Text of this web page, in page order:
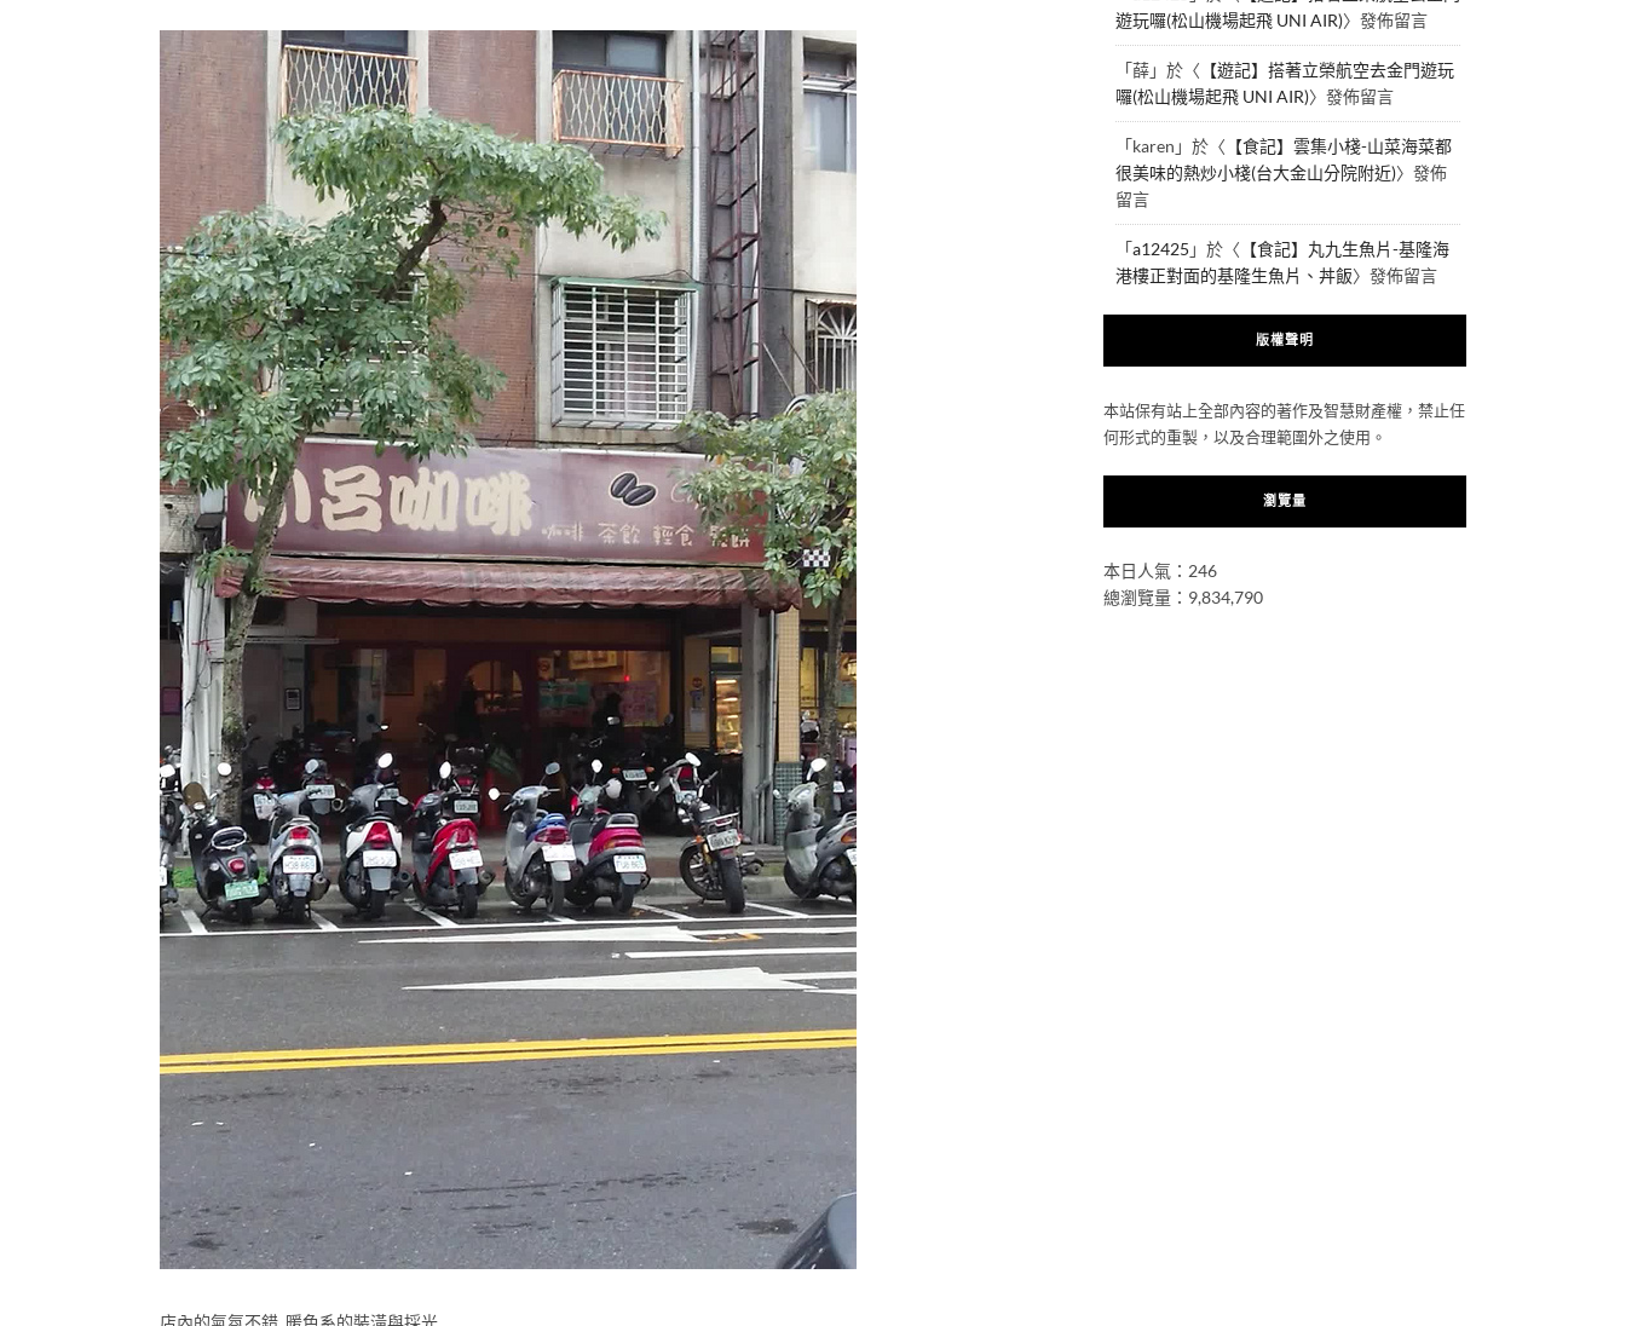
遊玩囉(松山機場起飛 UNI AIR)〉發佈留言
「薛」於〈 【遊記】搭著立榮航空去金門遊玩
囉(松山機場起飛 UNI AIR)〉發佈留言
「karen 」於〈 【食記】雲集小棧-山菜海菜都
很美味的熱炒小棧(台大金山分院附近)〉發佈
留言
「a12425 」於〈 【食記】丸九生魚片-基隆海
港樓正對面的基隆生魚片、丼飯〉發佈留言
版權聲明
本站保有站上全部內容的著作及智慧財產權，禁止任
何形式的重製，以及合理範圍外之使用。
瀏覽量
本日人氣：246
總瀏覽量：9,834,790